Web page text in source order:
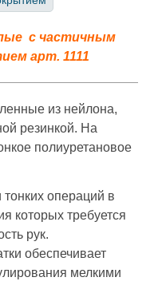
с частичным
арт. 1111
из нейлона,
резинкой. На
полиуретановое
операций в
которых требуется
рук.
обеспечивает
мелкими